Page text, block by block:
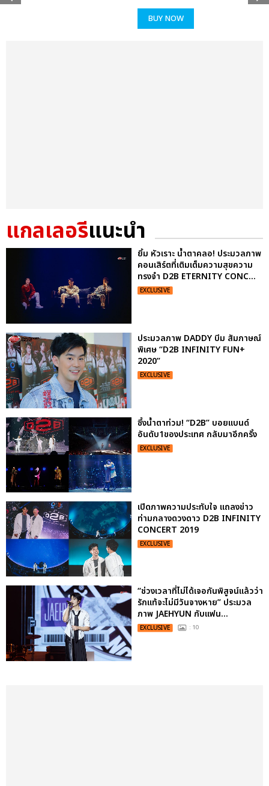
BUY NOW
แกลเลอรีแนะนำ
ยิ้ม หัวเราะ น้ำตาคลอ! ประมวลภาพ
คอนเสิร์ตที่เติมเต็มความสุขความ
ทรงจำ D2B ETERNITY CONC...
EXCLUSIVE
ประมวลภาพ DADDY บีม สัมภาษณ์
พิเศษ “D2B INFINITY FUN+
2020”
EXCLUSIVE
ซึ้งน้ำตาท่วม! “D2B” บอยแบนด์
อันดับ1ของประเทศ กลับมาอีกครั้ง
EXCLUSIVE
เปิดภาพความประทับใจ แถลงข่าว
ท่ามกลางดวงดาว D2B INFINITY
CONCERT 2019
EXCLUSIVE
“ช่วงเวลาที่ไม่ได้เจอกันพิสูจน์แล้วว่า
รักแท้จะไม่มีวันจางหาย” ประมวล
ภาพ JAEHYUN กับแฟน...
EXCLUSIVE : 10